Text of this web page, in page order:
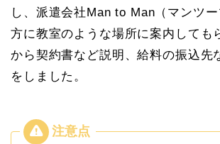
し、派遣会社Man to Man（マンツ
方に教室のような場所に案内しても
から契約書など説明、給料の振込先
をしました。